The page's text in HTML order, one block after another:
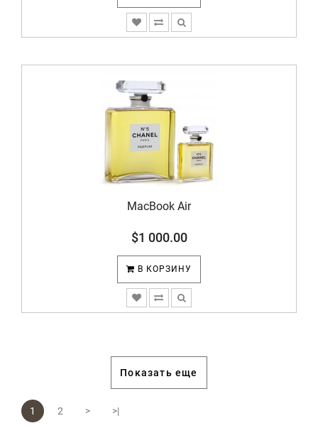
MacBook Air
$1 000.00
В КОРЗИНУ
Показать еще
1 2 >
>|